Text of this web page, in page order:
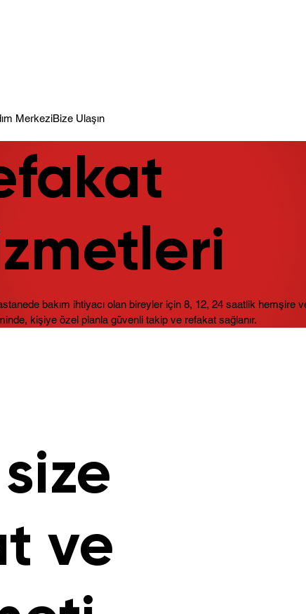
MerkeziBize Ulaşın
ve
bakım ihtiyacı olan bireyler için 8, 12, 24 saatlik hemşire
kişiye özel planla güvenli takip ve refakat sağlanır.